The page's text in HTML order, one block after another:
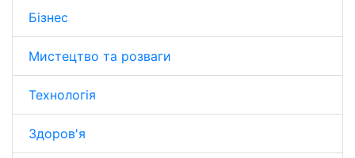
Бізнес
Мистецтво та розваги
Технологія
Здоров'я